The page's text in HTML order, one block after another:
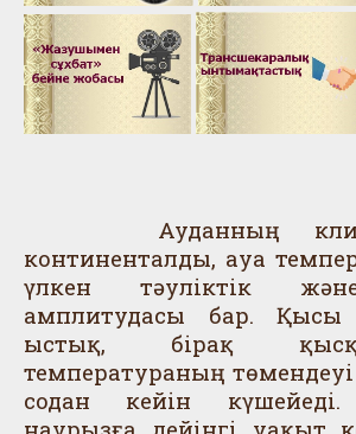
Ауданның
континенталды, ауа
үлкен тәуліктік
амплитудасы бар.
ыстық, бірақ
температураның
содан кейін